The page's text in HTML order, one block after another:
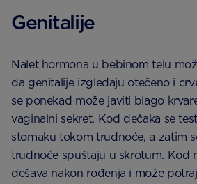
Genitalije
Nalet hormona u bebinom telu
da genitalije izgledaju otečeno i
se ponekad može javiti blago
vaginalni sekret. Kod dečaka se
stomaku tokom trudnoće, a zatim
trudnoće spuštaju u skrotum. Kod
dešava nakon rođenja i može